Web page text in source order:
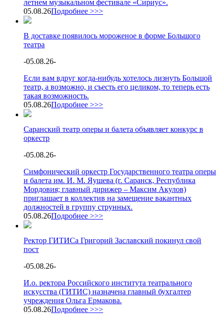
летнем музыкальном фестивале «Сириус».
05.08.26Подробнее >>>
В доставке появилось мороженое в форме Большого
театра
-05.08.26-
Если вам вдруг когда-нибудь хотелось лизнуть Большой
театр, а возможно, и съесть его целиком, то теперь есть
такая возможность.
05.08.26Подробнее >>>
Саранский театр оперы и балета объявляет конкурс в
оркестр
-05.08.26-
Симфонический оркестр Государственного театра оперы
и балета им. И. М. Яушева (г. Саранск, Республика
Мордовия; главный дирижер – Максим Акулов)
приглашает в коллектив на замещение вакантных
должностей в группу струнных.
05.08.26Подробнее >>>
Ректор ГИТИСа Григорий Заславский покинул свой
пост
-05.08.26-
И.о. ректора Российского института театрального
искусства (ГИТИС) назначена главный бухгалтер
учреждения Ольга Ермакова.
05.08.26Подробнее >>>